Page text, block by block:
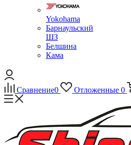
Yokohama
Барнаульский
ШЗ
Белшина
Кама
Сравнение0 Отложенные 0